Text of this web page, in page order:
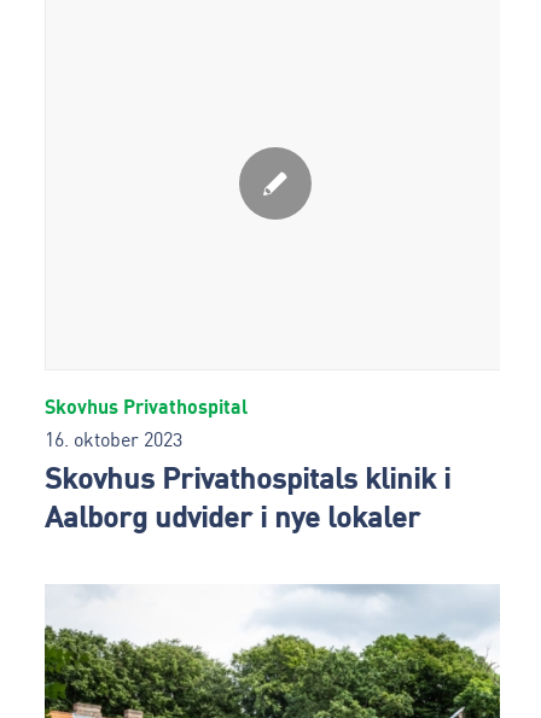
Skovhus Privathospitals klinik i
Aalborg udvider i nye lokaler
16. oktober 2023
Skovhus Privathospital